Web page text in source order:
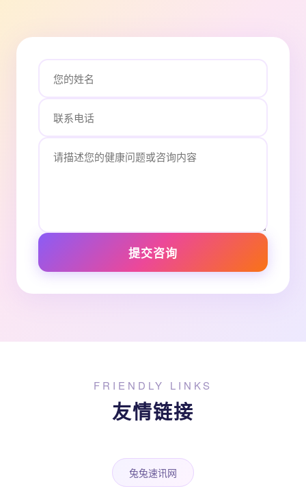
提交咨询
FRIENDLY LINKS
友情链接
兔兔速讯网